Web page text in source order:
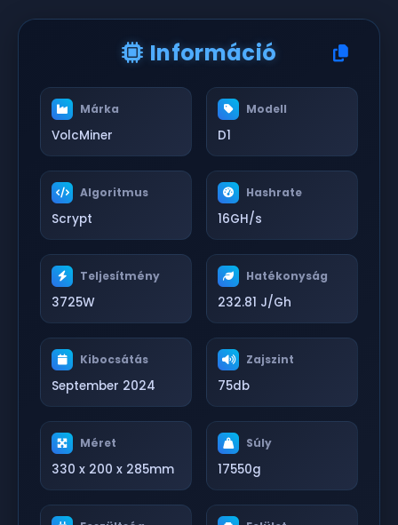
Információ
Márka
VolcMiner
Modell
D1
Algoritmus
Scrypt
Hashrate
16GH/s
Teljesítmény
3725W
Hatékonyság
232.81 J/Gh
Kibocsátás
September 2024
Zajszint
75db
Méret
330 x 200 x 285mm
Súly
17550g